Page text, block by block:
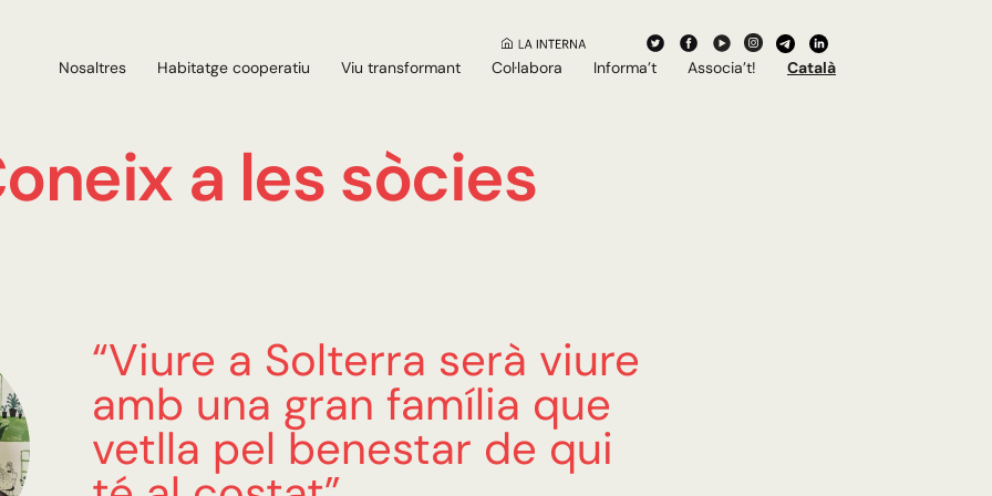
Nosaltres Habitatge cooperatiu Viu transformant Col·labora Informa’t Associa’t! Català
a les sòcies
“Viure a Solterra serà viure
amb una gran família que
vetlla pel benestar de qui